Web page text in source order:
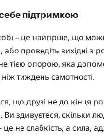
підтримкою
– це найгірше, що
проведіть вихідні з
тією опорою, яка
тиждень самотності.
що друзі не до кінця
здивуєтеся, скільки
це не слабкість, а сила,